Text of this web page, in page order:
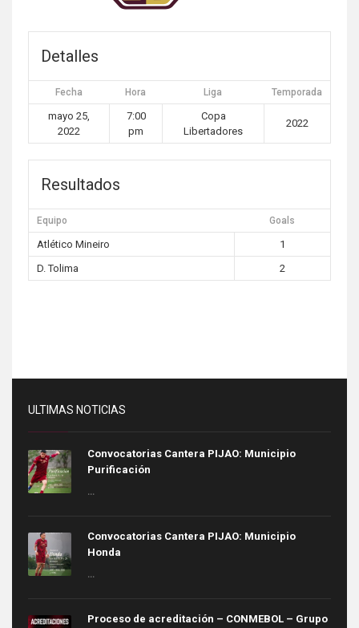
Detalles
Fecha Hora Liga Temporada
mayo 25,
2022
7:00
pm
Copa
Libertadores
2022
Resultados
Equipo Goals
Atlético Mineiro
1
D. Tolima
2
ULTIMAS NOTICIAS
Convocatorias Cantera PIJAO: Municipio
Purificación
...
Convocatorias Cantera PIJAO: Municipio
Honda
...
Proceso de acreditación – CONMEBOL – Grupo